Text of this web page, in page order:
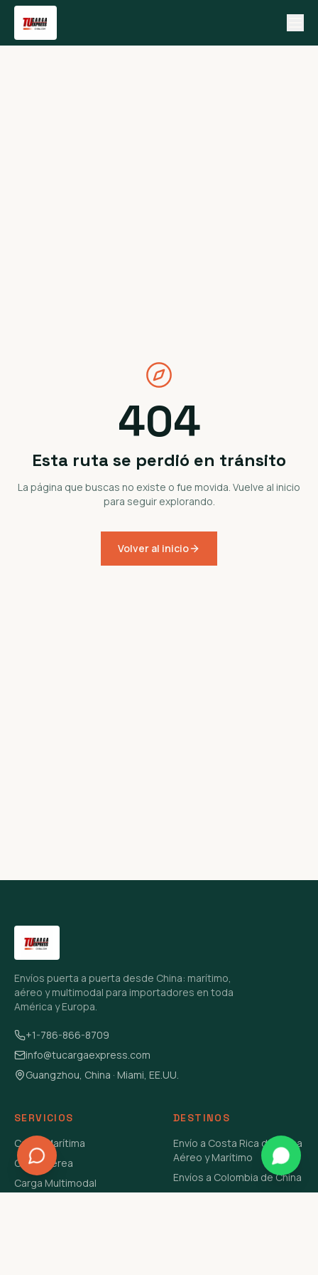
404
Esta ruta se perdió en tránsito
La página que buscas no existe o fue movida. Vuelve al inicio
para seguir explorando.
Volver al inicio
Envíos puerta a puerta desde China: marítimo,
aéreo y multimodal para importadores en toda
América y Europa.
+1-786-866-8709
info@tucargaexpress.com
Guangzhou, China · Miami, EE.UU.
SERVICIOS
Carga Marítima
Carga Aérea
Carga Multimodal
DESTINOS
Envío a Costa Rica de China
Aéreo y Marítimo
Envíos a Colombia de China